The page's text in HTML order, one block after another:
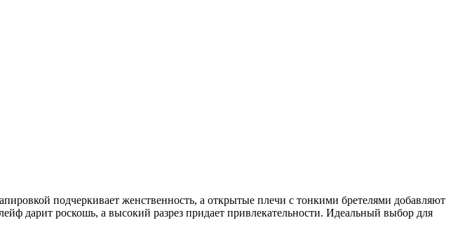
подчеркивает женственность, а открытые плечи с тонкими бретелями добавляют
дарит роскошь, а высокий разрез придает привлекательности. Идеальный выбор для